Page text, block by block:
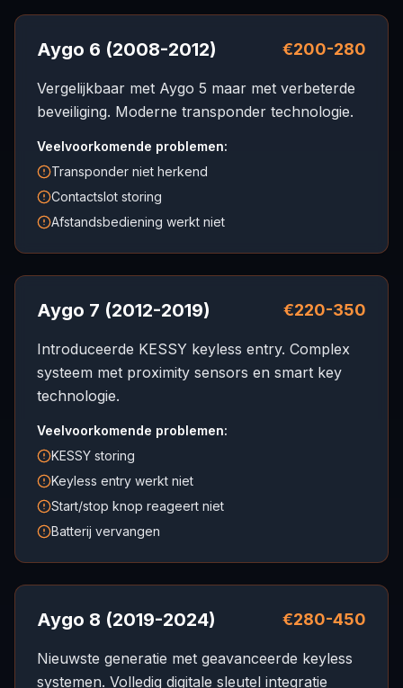
Aygo 6 (2008-2012) €200-280
Vergelijkbaar met Aygo 5 maar met verbeterde
beveiliging. Moderne transponder technologie.
Veelvoorkomende problemen:
Transponder niet herkend
Contactslot storing
Afstandsbediening werkt niet
Aygo 7 (2012-2019) €220-350
Introduceerde KESSY keyless entry. Complex
systeem met proximity sensors en smart key
technologie.
Veelvoorkomende problemen:
KESSY storing
Keyless entry werkt niet
Start/stop knop reageert niet
Batterij vervangen
Aygo 8 (2019-2024) €280-450
Nieuwste generatie met geavanceerde keyless
systemen. Volledig digitale sleutel integratie